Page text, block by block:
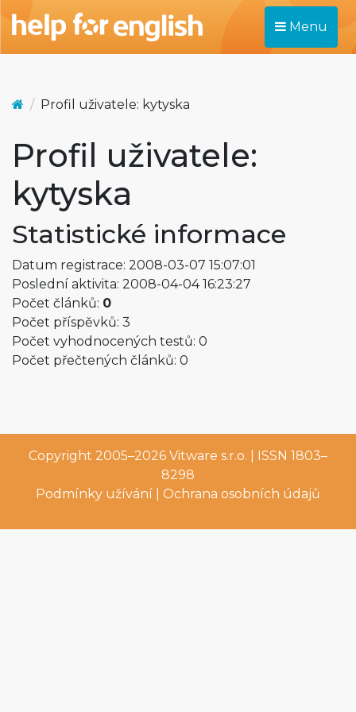
Menu
Profil uživatele: kytyska
Profil uživatele:
kytyska
Statistické informace
Datum registrace: 2008-03-07 15:07:01
Poslední aktivita: 2008-04-04 16:23:27
Počet článků: 0
Počet příspěvků: 3
Počet vyhodnocených testů: 0
Počet přečtených článků: 0
Copyright 2005–2026 Vitware s.r.o. | ISSN 1803–
8298
Podmínky užívání
Ochrana osobních údajů